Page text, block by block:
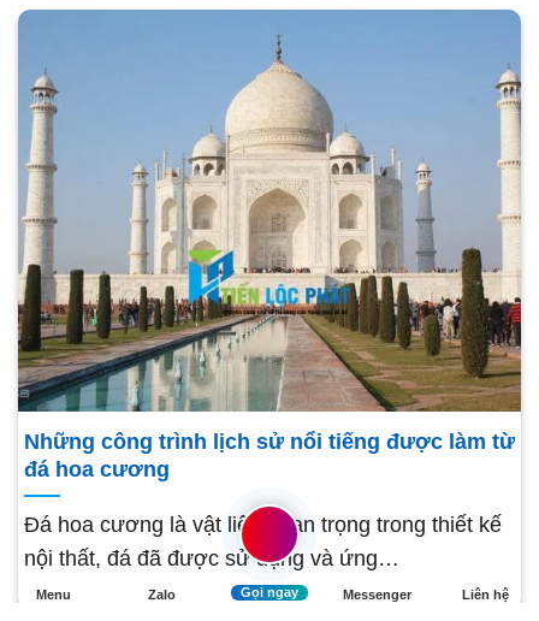
Những công trình lịch sử nổi tiếng được làm từ
đá hoa cương
Đá hoa cương là vật liệu quan trọng trong thiết kế
nội thất, đá đã được sử dụng và ứng…
Menu Zalo Gọi ngay Messenger Liên hệ